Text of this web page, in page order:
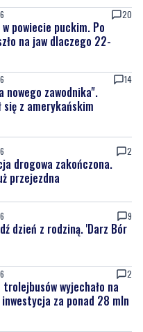
20
powiecie puckim. Po
na jaw dlaczego 22-
14
nowego zawodnika".
z amerykańskim
2
drogowa zakończona.
przejezdna
9
dzień z rodziną. 'Darz Bór
2
trolejbusów wyjechało na
za ponad 28 mln